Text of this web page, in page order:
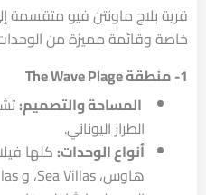
قرية بلاج ماونتن فيو متقسمة
خاصة وقائمة مميزة من
1- منطقة The Wave Plage
المساحة والتصميم:
الطراز اليوناني.
أنواع الوحدات: كلها